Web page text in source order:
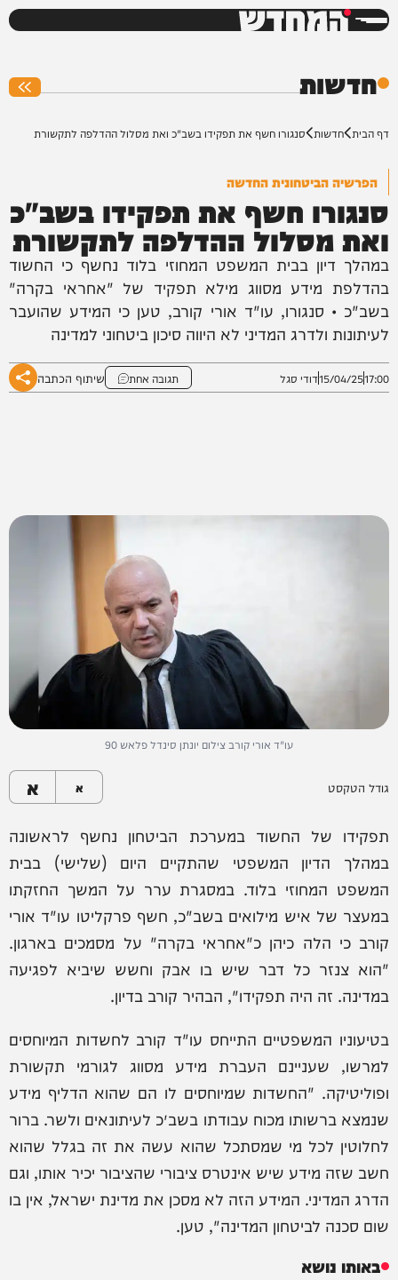
המחדש
חדשות
דף הבית חדשות סנגורו חשף את תפקידו בשב"כ ואת מסלול ההדלפה לתקשורת
הפרשיה הביטחונית החדשה
סנגורו חשף את תפקידו בשב"כ
ואת מסלול ההדלפה לתקשורת
במהלך דיון בבית המשפט המחוזי בלוד נחשף כי החשוד
בהדלפת מידע מסווג מילא תפקיד של "אחראי בקרה"
בשב"כ • סנגורו, עו"ד אורי קורב, טען כי המידע שהועבר
לעיתונות ולדרג המדיני לא היווה סיכון ביטחוני למדינה
17:00
15/04/25דודי סגל תגובה אחת שיתוף הכתבה
עו"ד אורי קורב צילום יונתן סינדל פלאש 90
גודל הטקסט א א
תפקידו של החשוד במערכת הביטחון נחשף לראשונה
במהלך הדיון המשפטי שהתקיים היום (שלישי) בבית
המשפט המחוזי בלוד. במסגרת ערר על המשך החזקתו
במעצר של איש מילואים בשב"כ, חשף פרקליטו עו"ד אורי
קורב כי הלה כיהן כ"אחראי בקרה" על מסמכים בארגון.
"הוא צנזר כל דבר שיש בו אבק וחשש שיביא לפגיעה
במדינה. זה היה תפקידו", הבהיר קורב בדיון.
בטיעוניו המשפטיים התייחס עו"ד קורב לחשדות המיוחסים
למרשו, שעניינם העברת מידע מסווג לגורמי תקשורת
ופוליטיקה. "החשדות שמיוחסים לו הם שהוא הדליף מידע
שנמצא ברשותו מכוח עבודתו בשב״כ לעיתונאים ולשר. ברור
לחלוטין לכל מי שמסתכל שהוא עשה את זה בגלל שהוא
חשב שזה מידע שיש אינטרס ציבורי שהציבור יכיר אותו, וגם
הדרג המדיני. המידע הזה לא מסכן את מדינת ישראל, אין בו
שום סכנה לביטחון המדינה", טען.
באותו נושא